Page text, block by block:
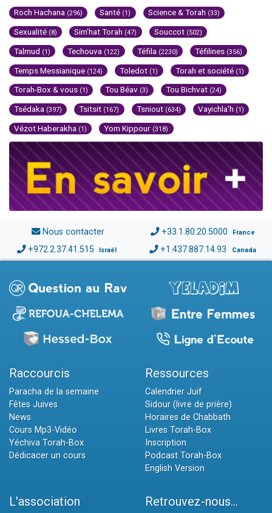
Roch Hachana (296) Santé (1) Science & Torah (33)
Sexualité (8) Sim'hat Torah (47) Souccot (502)
Talmud (1) Techouva (122) Téfila (2230) Téfilines (356)
Temps Messianique (124) Toledot (1) Torah et société (1)
Torah-Box & vous (1) Tou Béav (3) Tou Bichvat (24)
Tsédaka (397) Tsitsit (167) Tsniout (634) Vayichla'h (1)
Vézot Haberakha (1) Yom Kippour (318)
Nous contacter +33.1.80.20.5000 France
+972.2.37.41.515 Israël +1.437.887.14.93 Canada
Raccourcis
Paracha de la semaine
Fêtes Juives
News
Cours Mp3-Vidéo
Yéchiva Torah-Box
Dédicacer un cours
Ressources
Calendrier Juif
Sidour (livre de prière)
Horaires de Chabbath
Livres Torah-Box
Inscription
Podcast Torah-Box
English Version
L'association Retrouvez-nous...